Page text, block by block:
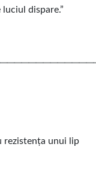
dispare.”
rezistența unui lip